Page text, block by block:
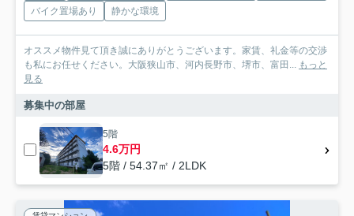
バイク置場あり
静かな環境
オススメ物件見て頂き誠にありがとうございます。家賃、礼金等の交渉
も私にお任せください。大阪狭山市、河内長野市、堺市、富田...
もっと
見る
募集中の部屋
5階
4.6万円
5階 / 54.37㎡ / 2LDK